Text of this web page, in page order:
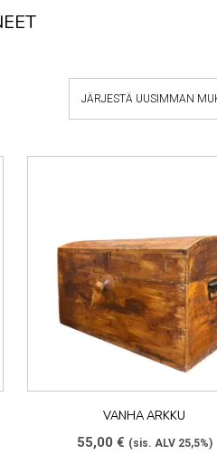
VANHA ARKKU
55,00 € (sis. ALV 25,5%)